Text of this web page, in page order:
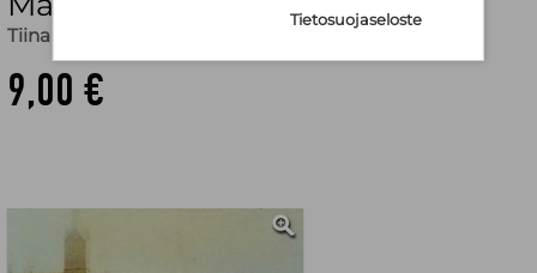
Tiina Salmi
9,00 €
Tietosuojaseloste